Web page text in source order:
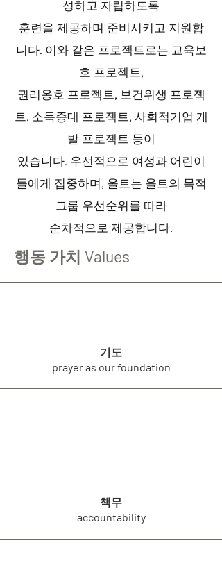
성하고 자립하도록
훈련을 제공하며 준비시키고 지원합
니다. 이와 같은 프로젝트로는 교육보
호 프로젝트,
권리옹호 프로젝트, 보건위생 프로젝
트, 소득증대 프로젝트, 사회적기업 개
발 프로젝트 등이
있습니다. 우선적으로 여성과 어린이
들에게 집중하며, 올트는 올트의 목적
그룹 우선순위를 따라
순차적으로 제공합니다.
행동 가치 Values
기도
prayer as our foundation
책무
accountability